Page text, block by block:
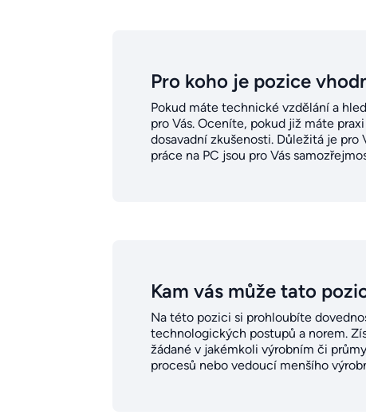
Pro koho je pozice
Pokud máte technické vzdělání a
pro Vás. Oceníte, pokud již máte
dosavadní zkušenosti. Důležitá je
práce na PC jsou pro Vás
Kam vás může tato
Na této pozici si prohloubíte
technologických postupů a norem.
žádané v jakémkoli výrobním či
procesů nebo vedoucí menšího